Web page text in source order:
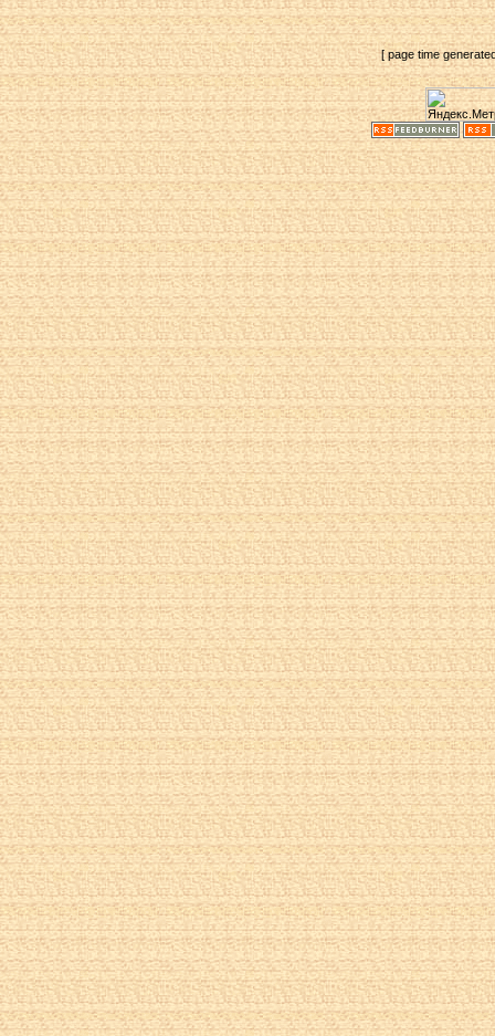
[ page time